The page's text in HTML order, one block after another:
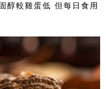
醇較雞蛋低 但每日食用